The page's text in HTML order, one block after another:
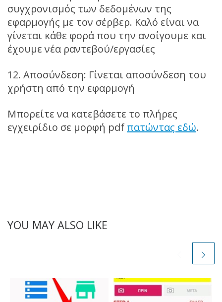
συγχρονισμός των δεδομένων της
εφαρμογής με τον σέρβερ. Καλό είναι να
γίνεται κάθε φορά που την ανοίγουμε και
έχουμε νέα ραντεβού/εργασίες
12. Αποσύνδεση: Γίνεται αποσύνδεση του
χρήστη από την εφαρμογή
Μπορείτε να κατεβάσετε το πλήρες
εγχειρίδιο σε μορφή pdf πατώντας εδώ.
YOU MAY ALSO LIKE